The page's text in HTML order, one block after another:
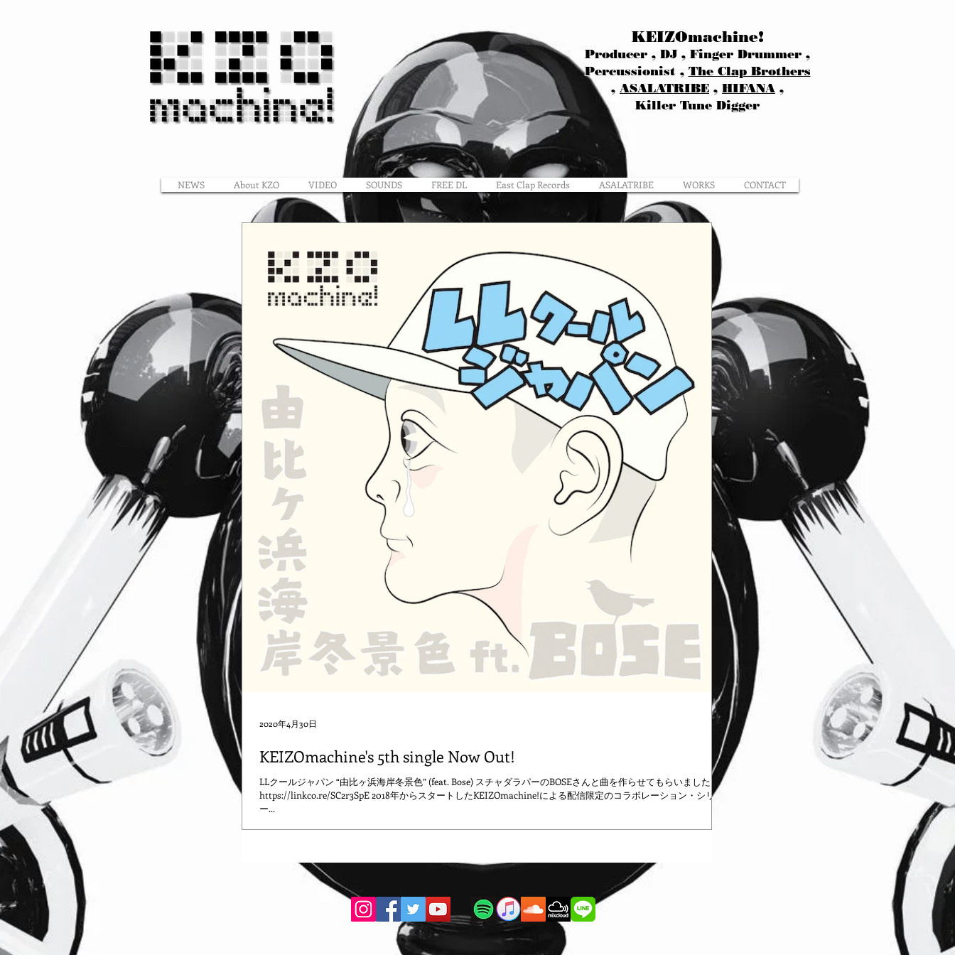
KEIZOmachine!
Producer , DJ , Finger Drummer ,
Percussionist , The Clap Brothers
, ASALATRIBE , HIFANA ,
Killer Tune Digger
NEWS About KZO VIDEO SOUNDS FREE DL East Clap Records ASALATRIBE WORKS CONTACT
KEIZOmachine's 5th single Now Out!
LLクールジャパン “由比ヶ浜海岸冬景色” (feat. Bose) スチャダラパーのBOSEさんと曲を作らせてもらいました。
https://linkco.re/SC2r3SpE 2018年からスタートしたKEIZOmachine!による配信限定のコラボレーション・シリ
ー...
2020年4月30日